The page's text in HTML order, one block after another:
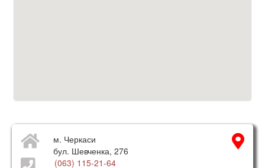
м. Черкаси
бул. Шевченка, 276
(063) 115-21-64